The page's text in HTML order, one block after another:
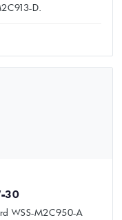
D.
30
WSS-M2C950-A